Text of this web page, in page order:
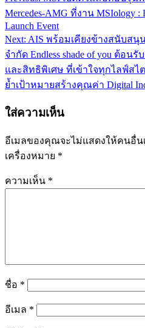
เรื่อง
Mercedes-AMG ที่งาน MSIology :
Launch Event
Next: AIS พร้อมเคียงข้างสนับสนุ
จำกัด Endless shade of you ต้อน
และสิทธิพิเศษ ที่เข้าใจทุกไลฟ์ส
ย้ำเป้าหมายสร้างคุณค่า Digital
ใส่ความเห็น
อีเมลของคุณจะไม่แสดงให้คนอื่น
เครื่องหมาย *
ความเห็น *
ชื่อ *
อีเมล *